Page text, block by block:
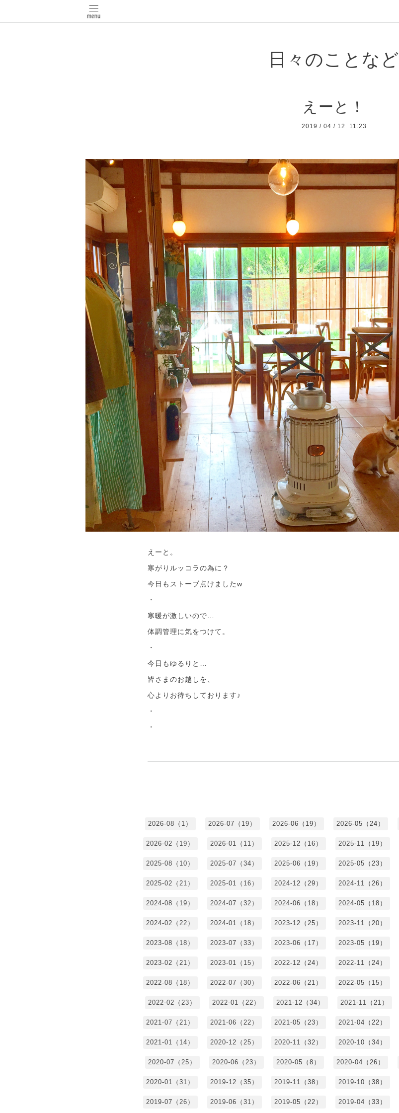
日々のことなど
えーと！
2019 / 04 / 12 11:23
えーと。
寒がりルッコラの為に？
今日もストーブ点けましたw
・
寒暖が激しいので…
体調管理に気をつけて。
・
今日もゆるりと…
皆さまのお越しを、
心よりお待ちしております♪
・
・
2026-08（1） 2026-07（19） 2026-06（19） 2026-05（24）
2026-02（19） 2026-01（11） 2025-12（16） 2025-11（19）
2025-08（10） 2025-07（34） 2025-06（19） 2025-05（23）
2025-02（21） 2025-01（16） 2024-12（29） 2024-11（26）
2024-08（19） 2024-07（32） 2024-06（18） 2024-05（18）
2024-02（22） 2024-01（18） 2023-12（25） 2023-11（20）
2023-08（18） 2023-07（33） 2023-06（17） 2023-05（19）
2023-02（21） 2023-01（15） 2022-12（24） 2022-11（24）
2022-08（18） 2022-07（30） 2022-06（21） 2022-05（15）
2022-02（23） 2022-01（22） 2021-12（34） 2021-11（21）
2021-07（21） 2021-06（22） 2021-05（23） 2021-04（22）
2021-01（14） 2020-12（25） 2020-11（32） 2020-10（34）
2020-07（25） 2020-06（23） 2020-05（8） 2020-04（26）
2020-01（31） 2019-12（35） 2019-11（38） 2019-10（38）
2019-07（26） 2019-06（31） 2019-05（22） 2019-04（33）